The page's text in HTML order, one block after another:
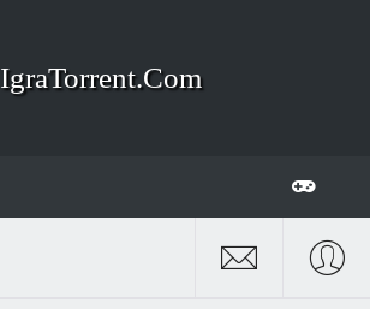
IgraTorrent.Com